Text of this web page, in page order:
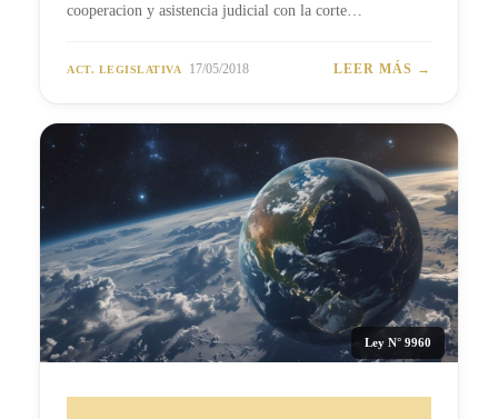
cooperacion y asistencia judicial con la corte…
ACT. LEGISLATIVA 17/05/2018 LEER MÁS →
Ley N° 9960